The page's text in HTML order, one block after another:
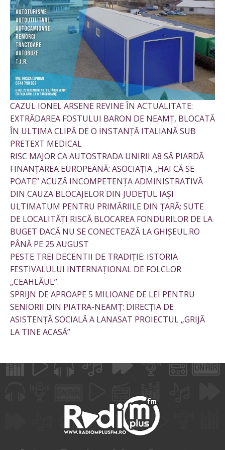
CAZUL IONEL ARSENE REVINE ÎN ACTUALITATE:
EXTRĂDAREA FOSTULUI BARON DE NEAMȚ, BLOCATĂ
ÎN ULTIMA CLIPĂ DE O INSTANȚĂ ITALIANĂ SUB
PRETEXT MEDICAL
RISC MAJOR CA AUTOSTRADA UNIRII A8 SĂ PIARDĂ
FINANȚAREA EUROPEANĂ: ASOCIAȚIA „HAI CĂ SE
POATE” ACUZĂ INCOMPETENȚA ADMINISTRATIVĂ
DIN CAUZA BLOCAJELOR DIN JUDEȚUL IAȘI
ULTIMATUM PENTRU PRIMĂRIILE DIN ȚARĂ: SUTE
DE LOCALITĂȚI RISCĂ BLOCAREA FONDURILOR DE LA
BUGET DACĂ NU SE CONECTEAZĂ LA GHIȘEUL.RO
PÂNĂ PE 25 AUGUST
PESTE TREI DECENTII DE TRADIȚIE: ISTORIA
FESTIVALULUI INTERNAȚIONAL DE FOLCLOR
„CEAHLĂUL”.
SPRIJN DE APROAPE 5 MILIOANE DE LEI PENTRU
SENIORII DIN PIATRA-NEAMȚ: DIRECȚIA DE
ASISTENȚĂ SOCIALĂ A LANASAT PROIECTUL „GRIJĂ
LA TINE ACASĂ”